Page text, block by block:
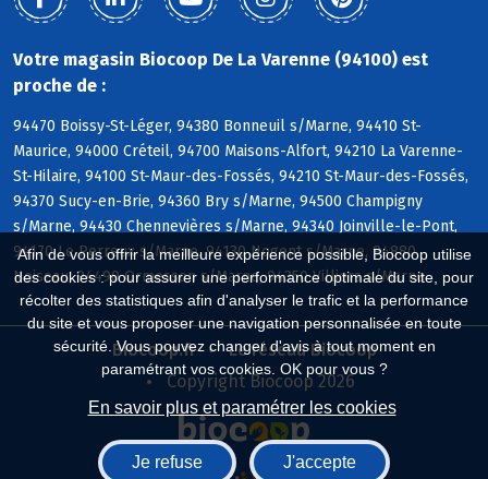
Afin de vous offrir la meilleure expérience possible, Biocoop utilise
des cookies : pour assurer une performance optimale du site, pour
récolter des statistiques afin d'analyser le trafic et la performance
du site et vous proposer une navigation personnalisée en toute
sécurité. Vous pouvez changer d'avis à tout moment en
paramétrant vos cookies. OK pour vous ?
En savoir plus et paramétrer les cookies
Je refuse J'accepte
Votre magasin Biocoop De La Varenne (94100) est
proche de :
94470 Boissy-St-Léger, 94380 Bonneuil s/Marne, 94410 St-
Maurice, 94000 Créteil, 94700 Maisons-Alfort, 94210 La Varenne-
St-Hilaire, 94100 St-Maur-des-Fossés, 94210 St-Maur-des-Fossés,
94370 Sucy-en-Brie, 94360 Bry s/Marne, 94500 Champigny
s/Marne, 94430 Chennevières s/Marne, 94340 Joinville-le-Pont,
94170 Le Perreux s/Marne, 94130 Nogent s/Marne, 94880
Noiseau, 94490 Ormesson s/Marne, 94350 Villiers s/Marne
Biocoop.fr
Le réseau Biocoop
Copyright Biocoop 2026